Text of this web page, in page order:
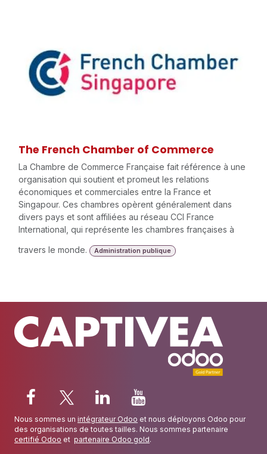
The French Chamber of Commerce
La Chambre de Commerce Française fait référence à une
organisation qui soutient et promeut les relations
économiques et commerciales entre la France et
Singapour. Ces chambres opèrent généralement dans
divers pays et sont affiliées au réseau CCI France
International, qui représente les chambres françaises à
travers le monde.
Administration publique
Nous sommes un intégrateur Odoo et nous déployons Odoo pour
des organisations de toutes tailles. Nous sommes partenaire
certifié Odoo et partenaire Odoo gold.